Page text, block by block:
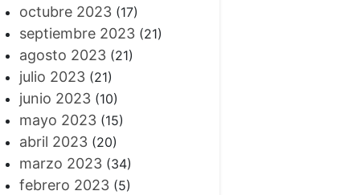
octubre 2023(17)
septiembre 2023(21)
agosto 2023(21)
julio 2023(21)
junio 2023(10)
mayo 2023(15)
abril 2023(20)
marzo 2023(34)
febrero 2023(5)